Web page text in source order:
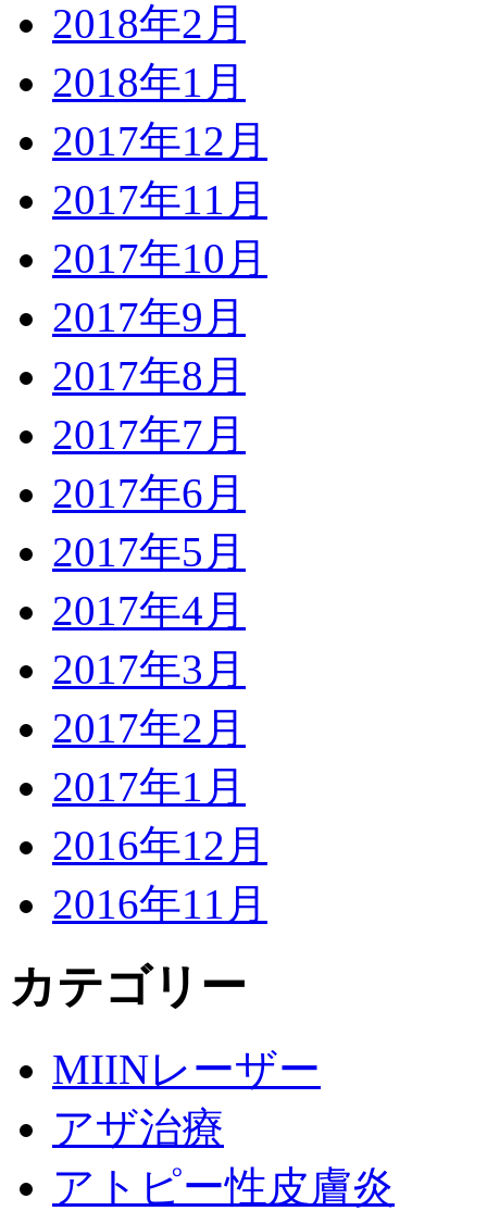
2018年2月
2018年1月
2017年12月
2017年11月
2017年10月
2017年9月
2017年8月
2017年7月
2017年6月
2017年5月
2017年4月
2017年3月
2017年2月
2017年1月
2016年12月
2016年11月
カテゴリー
MIINレーザー
アザ治療
アトピー性皮膚炎